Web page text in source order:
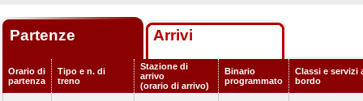
Partenze Arrivi
Orario di
partenza
Tipo e n. di
treno
Stazione di
arrivo
(orario di arrivo)
Binario
programmato
Classi e servizi
bordo